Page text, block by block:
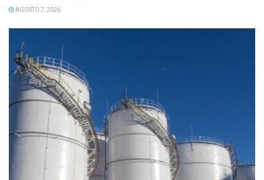
AGOSTO 7, 2026